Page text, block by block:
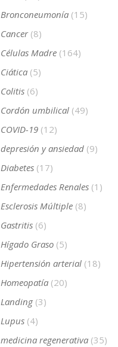
Bronconeumonía(15)
Cancer(8)
Células Madre(164)
Ciática(5)
Colitis(6)
Cordón umbilical(49)
COVID-19(12)
depresión y ansiedad(9)
Diabetes(17)
Enfermedades Renales(1)
Esclerosis Múltiple(8)
Gastritis(6)
Hígado Graso(5)
Hipertensión arterial(18)
Homeopatía(20)
Landing(3)
Lupus(4)
medicina regenerativa(35)